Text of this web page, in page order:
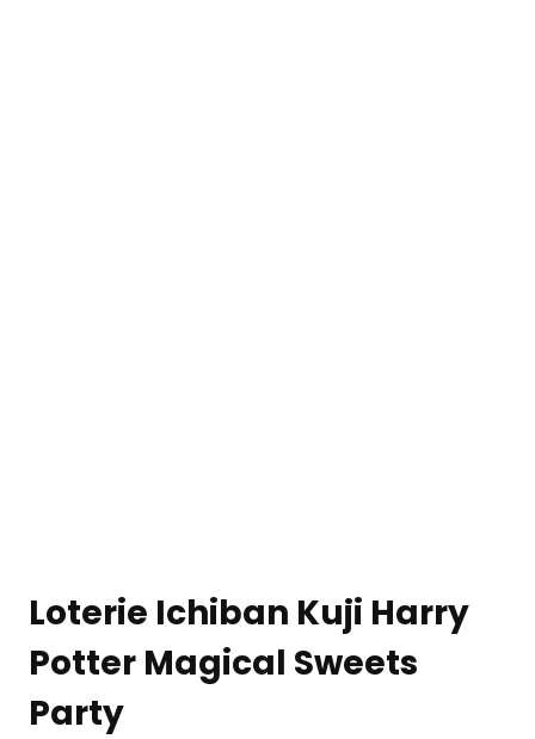
Loterie Ichiban Kuji Harry
Potter Magical Sweets
Party